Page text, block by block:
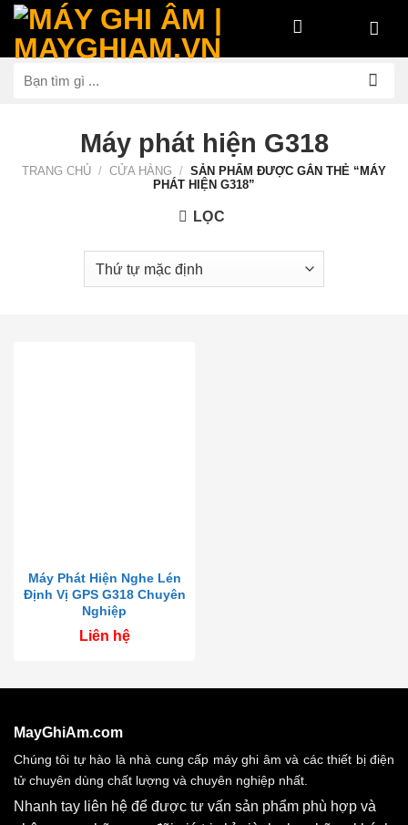
Bỏ
nội
dung
Máy phát hiện G318
TRANG CHỦ / CỬA HÀNG / SẢN PHẨM ĐƯỢC GẮN THẺ “MÁY
PHÁT HIỆN G318”
LỌC
Máy Phát Hiện Nghe Lén
Định Vị GPS G318 Chuyên
Nghiệp
Liên hệ
MayGhiAm.com
Chúng tôi tự hào là nhà cung cấp máy ghi âm và các thiết bị điện
tử chuyên dùng chất lượng và chuyên nghiệp nhất.
Nhanh tay liên hệ để được tư vấn sản phẩm phù hợp và